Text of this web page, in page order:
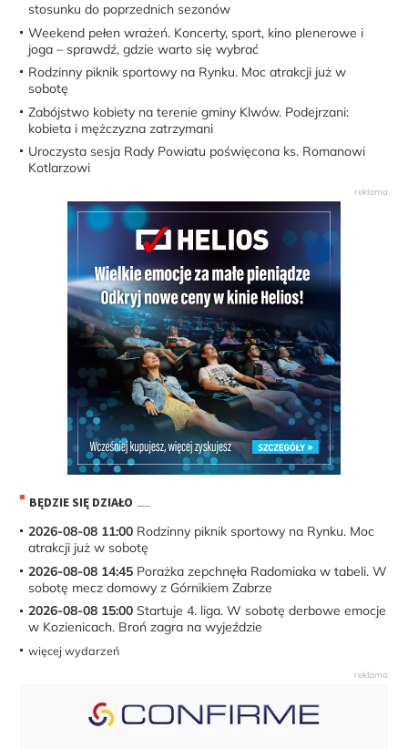
stosunku do poprzednich sezonów
Weekend pełen wrażeń. Koncerty, sport, kino plenerowe i
joga – sprawdź, gdzie warto się wybrać
Rodzinny piknik sportowy na Rynku. Moc atrakcji już w
sobotę
Zabójstwo kobiety na terenie gminy Klwów. Podejrzani:
kobieta i mężczyzna zatrzymani
Uroczysta sesja Rady Powiatu poświęcona ks. Romanowi
Kotlarzowi
BĘDZIE SIĘ DZIAŁO
2026-08-08 11:00 Rodzinny piknik sportowy na Rynku. Moc
atrakcji już w sobotę
2026-08-08 14:45 Porażka zepchnęła Radomiaka w tabeli. W
sobotę mecz domowy z Górnikiem Zabrze
2026-08-08 15:00 Startuje 4. liga. W sobotę derbowe emocje
w Kozienicach. Broń zagra na wyjeździe
więcej wydarzeń